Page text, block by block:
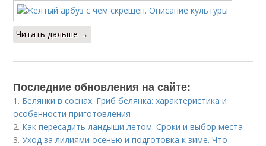
Читать дальше →
Последние обновления на сайте:
1. Белянки в соснах. Гриб белянка: характеристика и
особенности приготовления
2. Как пересадить ландыши летом. Сроки и выбор места
3.Уход за лилиями осенью и подготовка к зиме. Что